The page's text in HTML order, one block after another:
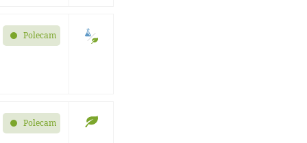
Polecam
Polecam